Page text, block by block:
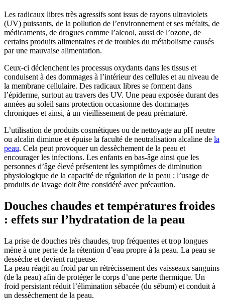
Les radicaux libres très agressifs sont issus de rayons ultraviolets
(UV) puissants, de la pollution de l’environnement et ses méfaits, de
médicaments, de drogues comme l’alcool, aussi de l’ozone, de
certains produits alimentaires et de troubles du métabolisme causés
par une mauvaise alimentation.
Ceux-ci déclenchent les processus oxydants dans les tissus et
conduisent à des dommages à l’intérieur des cellules et au niveau de
la membrane cellulaire. Des radicaux libres se forment dans
l’épiderme, surtout au travers des UV. Une peau exposée durant des
années au soleil sans protection occasionne des dommages
chroniques et ainsi, à un vieillissement de peau prématuré.
L’utilisation de produits cosmétiques ou de nettoyage au pH neutre
ou alcalin diminue et épuise la faculté de neutralisation alcaline de la
peau. Cela peut provoquer un dessèchement de la peau et
encourager les infections. Les enfants en bas-âge ainsi que les
personnes d’âge élevé présentent les symptômes de diminution
physiologique de la capacité de régulation de la peau ; l’usage de
produits de lavage doit être considéré avec précaution.
Douches chaudes et températures froides
: effets sur l’hydratation de la peau
La prise de douches très chaudes, trop fréquentes et trop longues
mène à une perte de la rétention d’eau propre à la peau. La peau se
dessèche et devient rugueuse.
La peau réagit au froid par un rétrécissement des vaisseaux sanguins
(de la peau) afin de protéger le corps d’une perte thermique. Un
froid persistant réduit l’élimination sébacée (du sébum) et conduit à
un dessèchement de la peau.